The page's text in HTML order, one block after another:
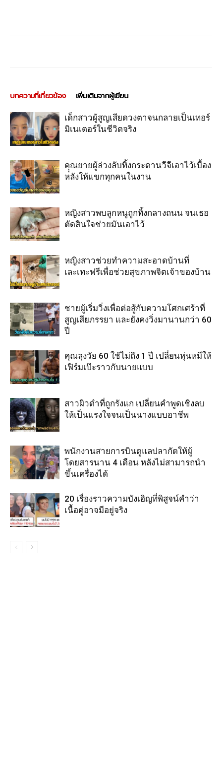
บทความที่เกี่ยวข้อง เพิ่มเติมจากผู้เขียน
เด็กสาวผู้สูญเสียดวงตาจนกลายเป็นเทอร์
มิเนเตอร์ในชีวิตจริง
คุุณยายผู้ล่วงลับทิ้งกระดานวีจีเอาไว้เบื้อง
หลังให้แขกทุกคนในงาน
หญิงสาวพบลูกหนูถูกทิ้งกลางถนน จนเธอ
ตัดสินใจช่วยมันเอาไว้
หญิงสาวช่วยทำความสะอาดบ้านที่
เละเทะฟรีเพื่อช่วยสุขภาพจิตเจ้าของบ้าน
ชายผู้เริ่มวิ่งเพื่อต่อสู้กับความโศกเศร้าที่
สูญเสียภรรยา และยังคงวิ่งมานานกว่า 60
ปี
คุณลุงวัย 60 ใช้ไม่ถึง 1 ปี เปลี่ยนหุ่นหมีให้
เฟิร์มเป๊ะราวกับนายแบบ
สาวผิวดำที่ถูกรังแก เปลี่ยนคำพูดเชิงลบ
ให้เป็นแรงใจจนเป็นนางแบบอาชีพ
พนักงานสายการบินดูแลปลากัดให้ผู้
โดยสารนาน 4 เดือน หลังไม่สามารถนำ
ขึ้นเครื่องได้
20 เรื่องราวความบังเอิญที่พิสูจน์คำว่า
เนื้อคู่อาจมีอยู่จริง